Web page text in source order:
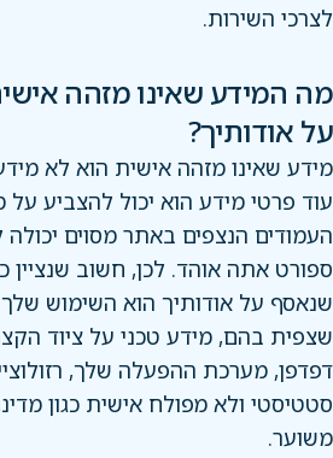
לצרכי השירות.
מה המידע שאינו מזהה
על אודותיך?
מידע שאינו מזהה אישית הוא לא
עוד פרטי מידע הוא יכול להצביע
העמודים הנצפים באתר מסוים יכולה
ספורט אתה אוהד. לכן, חשוב שנציין
שנאסף על אודותיך הוא השימוש שלך
שצפית בהם, מידע טכני על ציוד
דפדפן, מערכת ההפעלה שלך,
סטטיסטי ולא מפולח אישית כגון
משוער.